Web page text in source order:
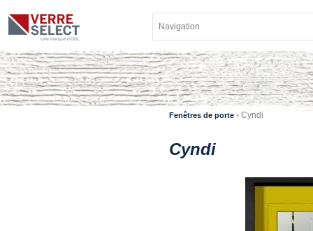
Fenêtres de porte › Cyndi
Cyndi